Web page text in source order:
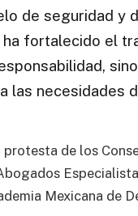
de seguridad y
ha fortalecido el
las necesidades
de los
Mexicana de